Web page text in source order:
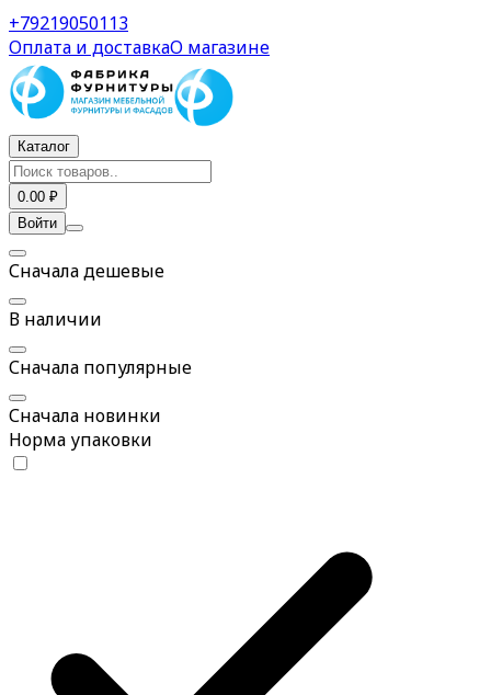
Система раздвижных дверей SKM 15 — купить в СПб
+79219050113
Оплата и доставкаО магазине
Каталог
0.00 ₽
Войти
Сначала дешевые
В наличии
Сначала популярные
Сначала новинки
Норма упаковки